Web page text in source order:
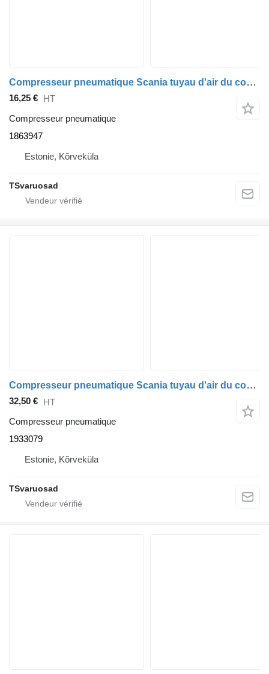
Compresseur pneumatique Scania tuyau d'air du compresseur 1863947 pour tracteur routier Scania G400
16,25 € HT
Compresseur pneumatique
1863947
Estonie, Kõrveküla
TSvaruosad
Compresseur pneumatique Scania tuyau d'air du compresseur 1933079 pour tracteur routier Scania G400
32,50 € HT
Compresseur pneumatique
1933079
Estonie, Kõrveküla
TSvaruosad